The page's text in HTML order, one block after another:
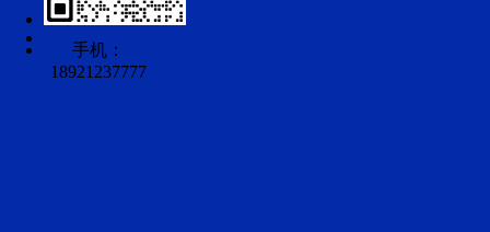
手机：
18921237777